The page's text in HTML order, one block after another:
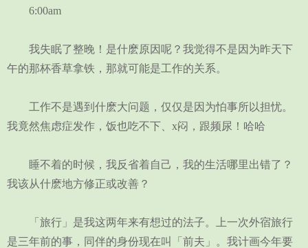
6:00am
我失眠了整晚！是什麽原因呢？我觉得不是因为昨天下
午的那杯香草拿铁，那就可能是工作的关系。
工作不是遇到什麽大问题，仅仅是因为怕事所以担忧。
我竟然焦虑症发作，饭也吃不下、x闷，跟频尿！哈哈
睡不着的时候，我反省着自己，我的生活哪里出错了？
我该从什麽地方修正或改善？
「旅行」是我这两年来有想过的法子。上一次外宿旅行
是三年前的事，同伴的身份现在叫「前夫」。我计画今年要